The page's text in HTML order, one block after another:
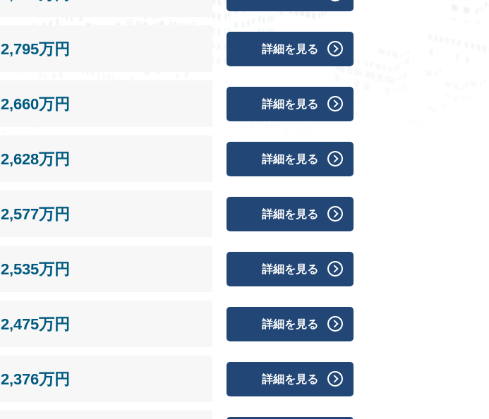
2,795万円 詳細を見る
2,660万円 詳細を見る
2,628万円 詳細を見る
2,577万円 詳細を見る
2,535万円 詳細を見る
2,475万円 詳細を見る
2,376万円 詳細を見る